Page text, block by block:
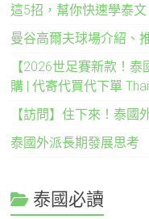
這5招，幫你快速學泰
曼谷高爾夫球場介紹、
【2026世足賽新款！
購 | 代寄代買代下單
【訪問】住下來！泰國
泰國外派長期發展思考
泰國必讀